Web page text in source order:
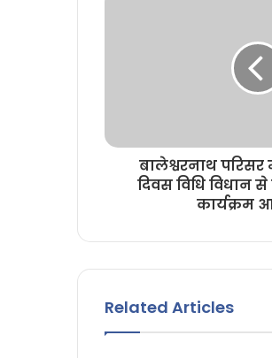
बालेश्वरनाथ परिसर
दिवस विधि विधान
कार्यक्रम
Related Articles